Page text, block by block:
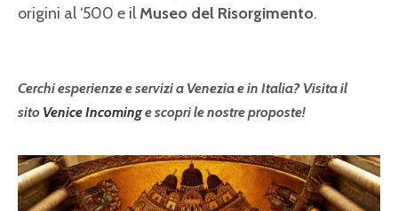
origini al ‘500 e il Museo del Risorgimento.
Cerchi esperienze e servizi a Venezia e in Italia? Visita il
sito Venice Incominge scopri le nostre proposte!